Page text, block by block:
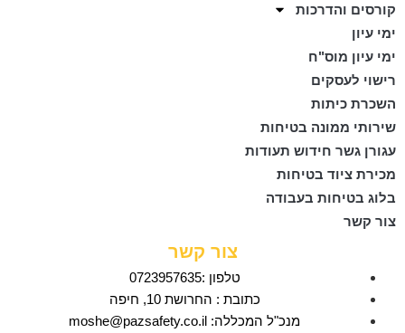
קורסים והדרכות
ימי עיון
ימי עיון מוס"ח
רישוי לעסקים
השכרת כיתות
שירותי ממונה בטיחות
עגורן גשר חידוש תעודות
מכירת ציוד בטיחות
בלוג בטיחות בעבודה
צור קשר
צור קשר
טלפון :0723957635
כתובת : החרושת 10, חיפה
מנכ"ל המכללה: moshe@pazsafety.co.il